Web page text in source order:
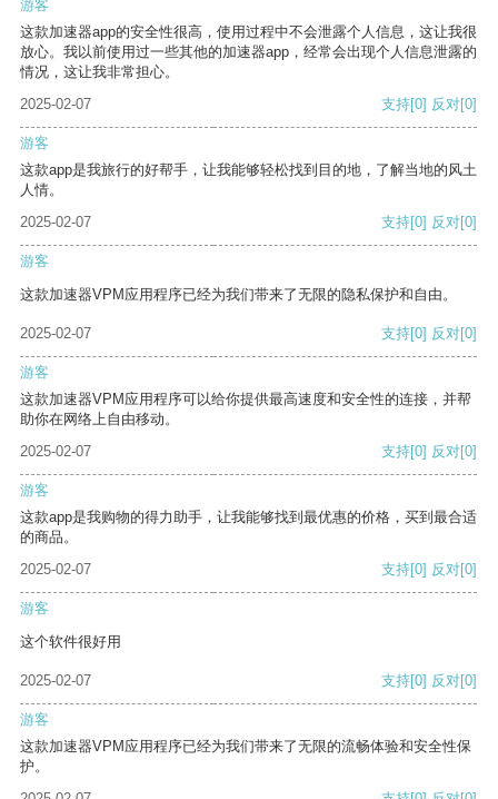
游客
这款加速器app的安全性很高，使用过程中不会泄露个人信息，这让我很
放心。我以前使用过一些其他的加速器app，经常会出现个人信息泄露的
情况，这让我非常担心。
2025-02-07
支持[0] 反对[0]
游客
这款app是我旅行的好帮手，让我能够轻松找到目的地，了解当地的风土
人情。
2025-02-07
支持[0] 反对[0]
游客
这款加速器VPM应用程序已经为我们带来了无限的隐私保护和自由。
2025-02-07 支持[0] 反对[0]
游客
这款加速器VPM应用程序可以给你提供最高速度和安全性的连接，并帮
助你在网络上自由移动。
2025-02-07
支持[0] 反对[0]
游客
这款app是我购物的得力助手，让我能够找到最优惠的价格，买到最合适
的商品。
2025-02-07
支持[0] 反对[0]
游客
这个软件很好用
2025-02-07 支持[0] 反对[0]
游客
这款加速器VPM应用程序已经为我们带来了无限的流畅体验和安全性保
护。